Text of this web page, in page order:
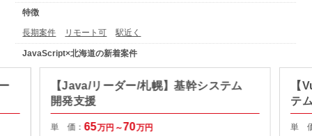
特徴
長期案件 リモート可 駅近く
JavaScript×北海道の新着案件
【Java/リーダー/札幌】基幹システム
開発支援
単 価：65万円～70万円
【
テ
単